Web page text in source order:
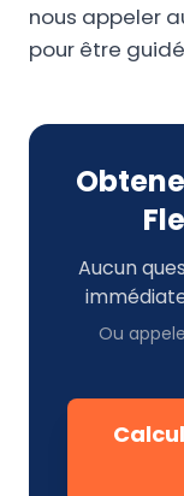
nous appeler
pour être
Aucun
Ou